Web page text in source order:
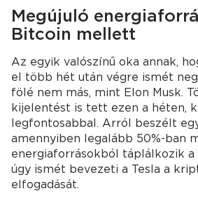
Megújuló
Bitcoin mellett
Az egyik valószínű oka annak,
el több hét után végre ismét
fölé nem más, mint Elon Musk.
kijelentést is tett ezen a héten,
legfontosabbal. Arról beszélt
amennyiben legalább 50%-ban
energiaforrásokból táplálkozik a
úgy ismét bevezeti a Tesla a
elfogadását.